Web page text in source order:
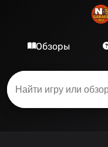
Обзоры